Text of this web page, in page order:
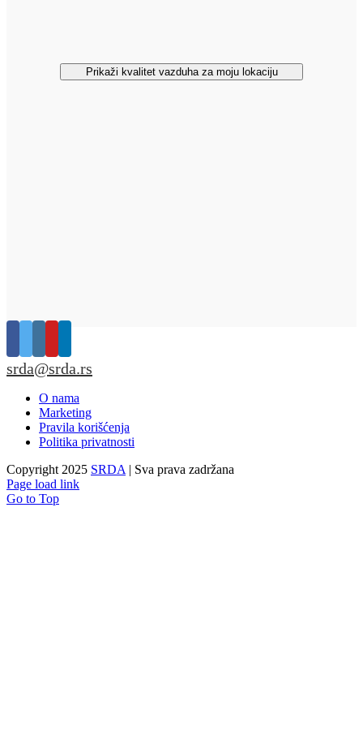
Prikaži kvalitet vazduha za moju lokaciju
srda@srda.rs
O nama
Marketing
Pravila korišćenja
Politika privatnosti
Copyright 2025 SRDA | Sva prava zadržana
Page load link
Go to Top